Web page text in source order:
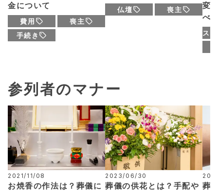
金について
費用
喪主
手続き
仏壇 喪主
変
べ
ス
参列者のマナー
2021/11/08
お焼香の作法は？葬儀に
2023/06/30
葬儀の供花とは？手配や 葬